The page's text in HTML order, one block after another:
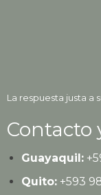
La respuesta justa a
Contacto
Guayaquil:
Quito:+593